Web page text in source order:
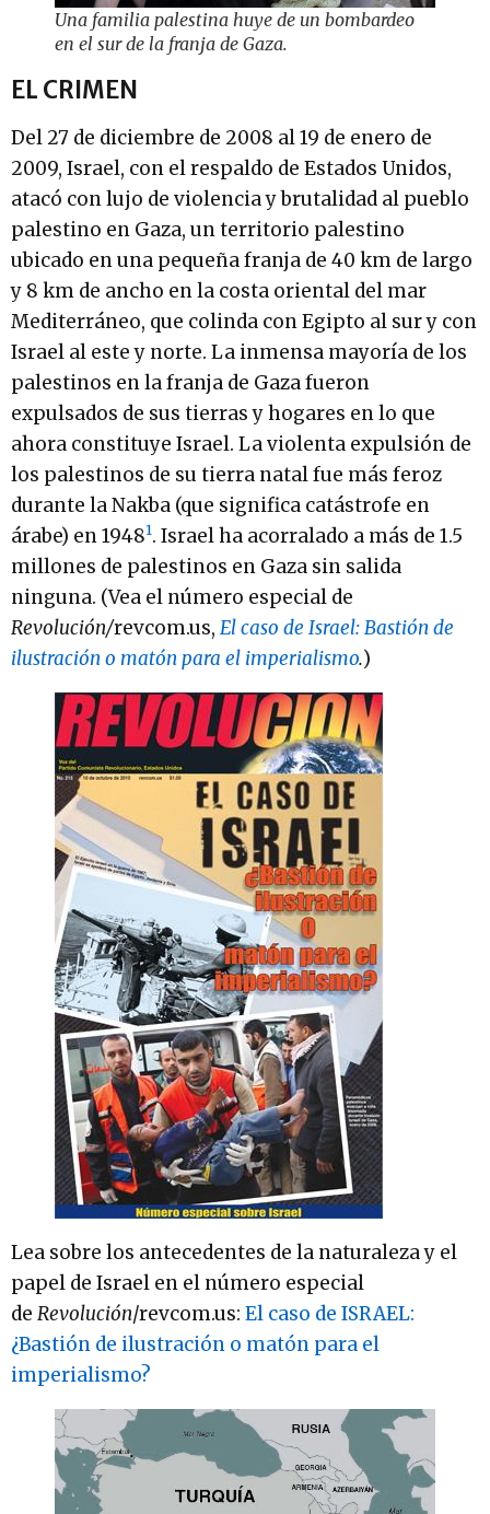
Una familia palestina huye de un bombardeo
en el sur de la franja de Gaza.
EL CRIMEN
Del 27 de diciembre de 2008 al 19 de enero de
2009, Israel, con el respaldo de Estados Unidos,
atacó con lujo de violencia y brutalidad al pueblo
palestino en Gaza, un territorio palestino
ubicado en una pequeña franja de 40 km de largo
y 8 km de ancho en la costa oriental del mar
Mediterráneo, que colinda con Egipto al sur y con
Israel al este y norte. La inmensa mayoría de los
palestinos en la franja de Gaza fueron
expulsados de sus tierras y hogares en lo que
ahora constituye Israel. La violenta expulsión de
los palestinos de su tierra natal fue más feroz
durante la Nakba (que significa catástrofe en
árabe) en 19481. Israel ha acorralado a más de 1.5
millones de palestinos en Gaza sin salida
ninguna. (Vea el número especial de
Revolución/revcom.us, El caso de Israel: Bastión de
ilustración o matón para el imperialismo.)
Lea sobre los antecedentes de la naturaleza y el
papel de Israel en el número especial
de Revolución/revcom.us: El caso de ISRAEL:
¿Bastión de ilustración o matón para el
imperialismo?